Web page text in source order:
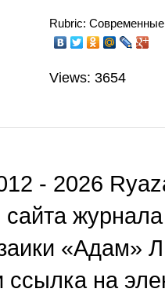
Rubric:
Views: 3654
- 2026
«Адам»
ссылка на